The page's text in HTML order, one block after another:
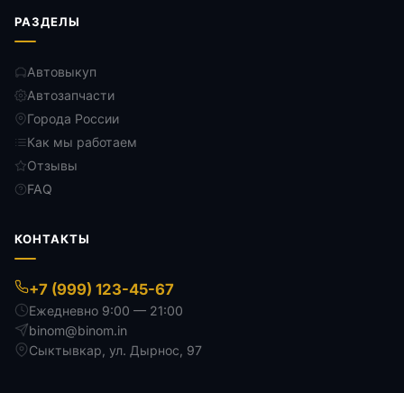
РАЗДЕЛЫ
Автовыкуп
Автозапчасти
Города России
Как мы работаем
Отзывы
FAQ
КОНТАКТЫ
+7 (999) 123-45-67
Ежедневно 9:00 — 21:00
binom@binom.in
Сыктывкар, ул. Дырнос, 97